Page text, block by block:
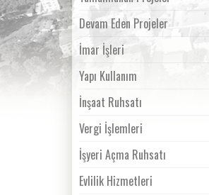
Devam Eden Projeler
İmar İşleri
Yapı Kullanım
İnşaat Ruhsatı
Vergi İşlemleri
İşyeri Açma Ruhsatı
Evlilik Hizmetleri